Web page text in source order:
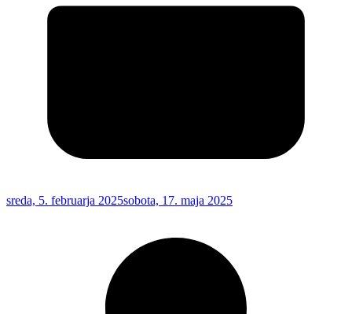
sreda, 5. februarja 2025sobota, 17. maja 2025